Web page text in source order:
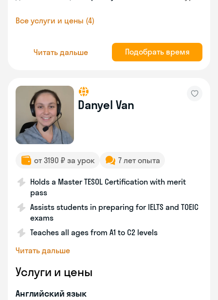
Все услуги и цены (4)
Читать дальше Подобрать время
Danyel Van
от 3190 ₽ за урок 7 лет опыта
Holds a Master TESOL Certification with merit
pass
Assists students in preparing for IELTS and TOEIC
exams
Teaches all ages from A1 to C2 levels
Читать дальше
Услуги и цены
Английский язык